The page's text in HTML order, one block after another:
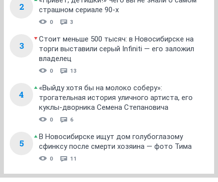
2
страшном сериале 90-х
0 3
3
Стоит меньше 500 тысяч: в Новосибирске на
торги выставили серый Infiniti — его заложил
владелец
0 13
4
«Выйду хотя бы на молоко соберу»:
трогательная история уличного артиста, его
куклы-дворника Семена Степановича
0 6
5
В Новосибирске ищут дом голубоглазому
сфинксу после смерти хозяина — фото Тима
0 11